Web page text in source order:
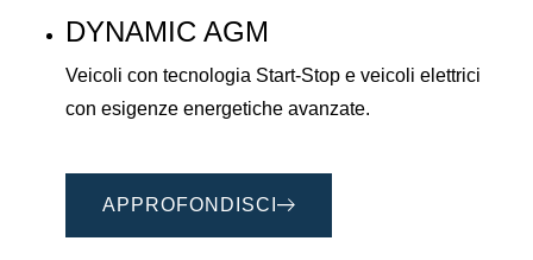
DYNAMIC AGM
Veicoli con tecnologia Start-Stop e veicoli elettrici
con esigenze energetiche avanzate.
APPROFONDISCI